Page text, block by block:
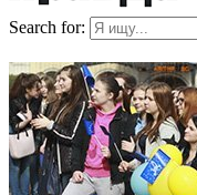
Search for: